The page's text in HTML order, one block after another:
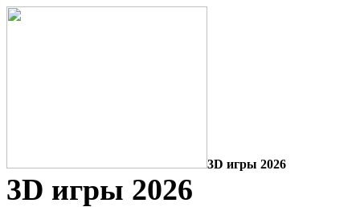
3D игры 2026
3D игры 2026